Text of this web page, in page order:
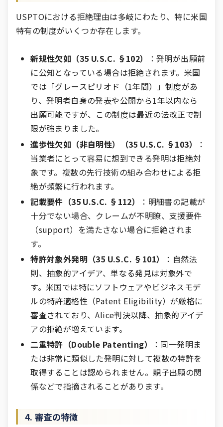
USPTOにおける拒絶理由は多岐にわたり、特に米国
特有の制度がいくつか存在します。
新規性欠如（35 U.S.C. §102）
：発明が出願前
に公知となっている場合は拒絶されます。米国
では「グレースピリオド（1年間）」制度があ
り、発明者自身の発表や公開から1年以内なら
出願可能ですが、この制度は最近の法改正で制
限が強まりました。
進歩性欠如（非自明性）（35 U.S.C. §103）
：
当業者にとって容易に想到できる発明は拒絶対
象です。複数の先行技術の組み合わせによる拒
絶が頻繁に行われます。
記載要件（35 U.S.C. §112）
：明細書の記載が
十分でない場合、クレームが不明瞭、支援要件
（support）を満たさない場合に拒絶されま
す。
特許対象外発明（35 U.S.C. §101）
：自然法
則、抽象的アイデア、単なる発見は対象外で
す。米国では特にソフトウェアやビジネスモデ
ルの特許適格性（Patent Eligibility）が厳格に
審査されており、Alice判決以降、抽象的アイデ
アの拒絶が増えています。
二重特許（Double Patenting）
：同一発明ま
たは非常に類似した発明に対して複数の特許を
取得することは認められません。親子出願の関
係などで指摘されることがあります。
4. 審査の特徴